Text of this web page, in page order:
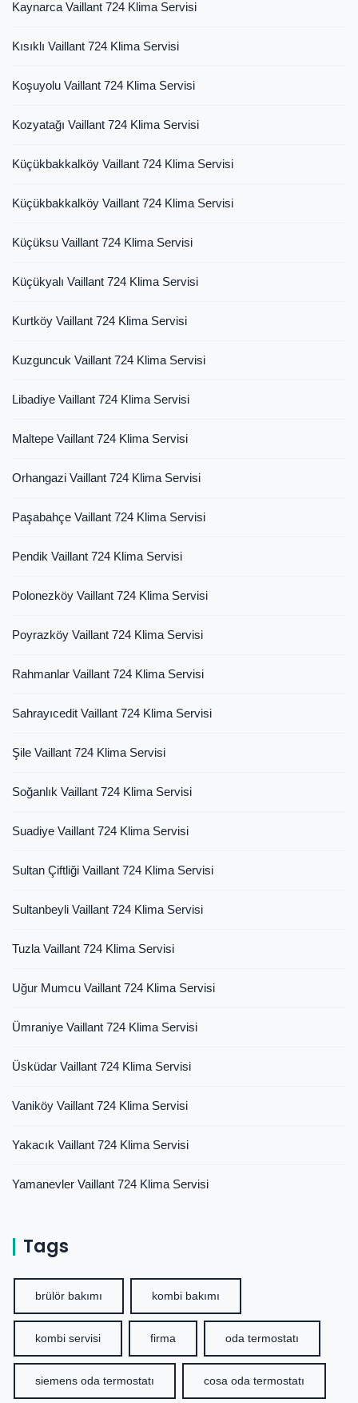
Kaynarca Vaillant 724 Klima Servisi
Kısıklı Vaillant 724 Klima Servisi
Koşuyolu Vaillant 724 Klima Servisi
Kozyatağı Vaillant 724 Klima Servisi
Küçükbakkalköy Vaillant 724 Klima Servisi
Küçükbakkalköy Vaillant 724 Klima Servisi
Küçüksu Vaillant 724 Klima Servisi
Küçükyalı Vaillant 724 Klima Servisi
Kurtköy Vaillant 724 Klima Servisi
Kuzguncuk Vaillant 724 Klima Servisi
Libadiye Vaillant 724 Klima Servisi
Maltepe Vaillant 724 Klima Servisi
Orhangazi Vaillant 724 Klima Servisi
Paşabahçe Vaillant 724 Klima Servisi
Pendik Vaillant 724 Klima Servisi
Polonezköy Vaillant 724 Klima Servisi
Poyrazköy Vaillant 724 Klima Servisi
Rahmanlar Vaillant 724 Klima Servisi
Sahrayıcedit Vaillant 724 Klima Servisi
Şile Vaillant 724 Klima Servisi
Soğanlık Vaillant 724 Klima Servisi
Suadiye Vaillant 724 Klima Servisi
Sultan Çiftliği Vaillant 724 Klima Servisi
Sultanbeyli Vaillant 724 Klima Servisi
Tuzla Vaillant 724 Klima Servisi
Uğur Mumcu Vaillant 724 Klima Servisi
Ümraniye Vaillant 724 Klima Servisi
Üsküdar Vaillant 724 Klima Servisi
Vaniköy Vaillant 724 Klima Servisi
Yakacık Vaillant 724 Klima Servisi
Yamanevler Vaillant 724 Klima Servisi
Tags
brülör bakımı kombi bakımı
kombi servisi firma oda termostatı
siemens oda termostatı cosa oda termostatı